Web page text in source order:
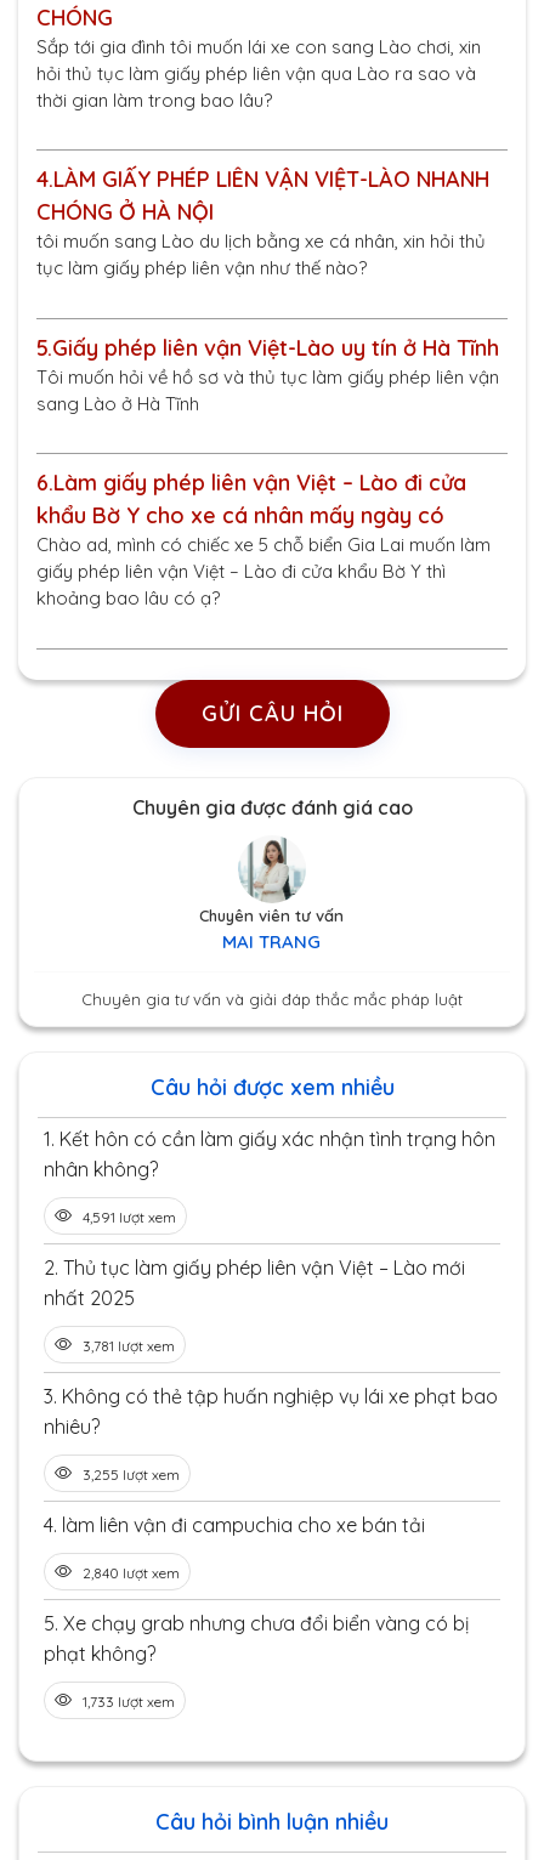
CHÓNG
Sắp tới gia đình tôi muốn lái xe con sang Lào chơi, xin
hỏi thủ tục làm giấy phép liên vận qua Lào ra sao và
thời gian làm trong bao lâu?
4.LÀM GIẤY PHÉP LIÊN VẬN VIỆT-LÀO NHANH
CHÓNG Ở HÀ NỘI
tôi muốn sang Lào du lịch bằng xe cá nhân, xin hỏi thủ
tục làm giấy phép liên vận như thế nào?
5.Giấy phép liên vận Việt-Lào uy tín ở Hà Tĩnh
Tôi muốn hỏi về hồ sơ và thủ tục làm giấy phép liên vận
sang Lào ở Hà Tĩnh
6.Làm giấy phép liên vận Việt – Lào đi cửa
khẩu Bờ Y cho xe cá nhân mấy ngày có
Chào ad, mình có chiếc xe 5 chỗ biển Gia Lai muốn làm
giấy phép liên vận Việt – Lào đi cửa khẩu Bờ Y thì
khoảng bao lâu có ạ?
GỬI CÂU HỎI
Chuyên gia được đánh giá cao
Chuyên viên tư vấn
MAI TRANG
Chuyên gia tư vấn và giải đáp thắc mắc pháp luật
Câu hỏi được xem nhiều
1. Kết hôn có cần làm giấy xác nhận tình trạng hôn
nhân không?
4,591 lượt xem
2. Thủ tục làm giấy phép liên vận Việt – Lào mới
nhất 2025
3,781 lượt xem
3. Không có thẻ tập huấn nghiệp vụ lái xe phạt bao
nhiêu?
3,255 lượt xem
4. làm liên vận đi campuchia cho xe bán tải
2,840 lượt xem
5. Xe chạy grab nhưng chưa đổi biển vàng có bị
phạt không?
1,733 lượt xem
Câu hỏi bình luận nhiều